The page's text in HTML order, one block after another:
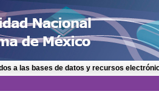
a las bases de datos y recursos